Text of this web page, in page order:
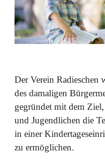
DerVerein Radieschen
des damaligen
gegründet mit dem Ziel,
und Jugendlichen die
in einer
zu ermöglichen.